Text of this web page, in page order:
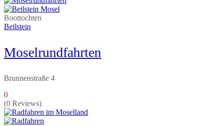
Boottochten
Beilstein
Moselrundfahrten
Brunnenstraße 4
0
(0 Reviews)